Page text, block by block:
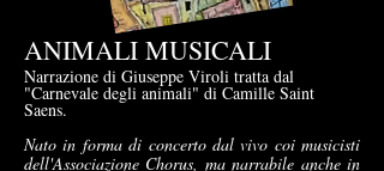
ANIMALI MUSICALI
Narrazione di Giuseppe Viroli tratta dal
"Carnevale degli animali" di Camille Saint
Saens.
Nato in forma di concerto dal vivo coi musicisti
dell'Associazione Chorus, ma narrabile anche in